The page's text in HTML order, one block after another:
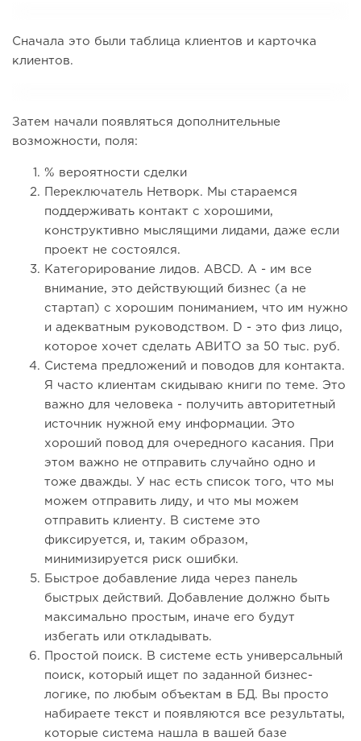
Сначала это были таблица клиентов и карточка
клиентов.
Затем начали появляться дополнительные
возможности, поля:
% вероятности сделки
Переключатель Нетворк. Мы стараемся
поддерживать контакт с хорошими,
конструктивно мыслящими лидами, даже если
проект не состоялся.
Категорирование лидов. ABCD. A - им все
внимание, это действующий бизнес (а не
стартап) с хорошим пониманием, что им нужно
и адекватным руководством. D - это физ лицо,
которое хочет сделать АВИТО за 50 тыс. руб.
Система предложений и поводов для контакта.
Я часто клиентам скидываю книги по теме. Это
важно для человека - получить авторитетный
источник нужной ему информации. Это
хороший повод для очередного касания. При
этом важно не отправить случайно одно и
тоже дважды. У нас есть список того, что мы
можем отправить лиду, и что мы можем
отправить клиенту. В системе это
фиксируется, и, таким образом,
минимизируется риск ошибки.
Быстрое добавление лида через панель
быстрых действий. Добавление должно быть
максимально простым, иначе его будут
избегать или откладывать.
Простой поиск. В системе есть универсальный
поиск, который ищет по заданной бизнес-
логике, по любым объектам в БД. Вы просто
набираете текст и появляются все результаты,
которые система нашла в вашей базе